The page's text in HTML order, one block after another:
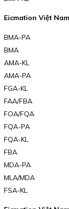
Eicmation Việt Nam
BMA-PA
BMA
AMA-KL
AMA-PA
FGA-KL
FAA/FBA
FOA/FQA
FQA-PA
FQA-KL
FBA
MDA-PA
MLA/MDA
FSA-KL